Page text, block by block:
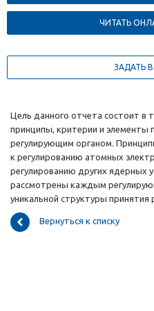
ЧИТАТЬ
ЗАДАТЬ
Цель данного отчета состоит в
принципы, критерии и элементы
регулирующим органом.
к регулированию атомных
регулированию других ядерных
рассмотрены каждым
уникальной структуры принятия
Вернуться к списку